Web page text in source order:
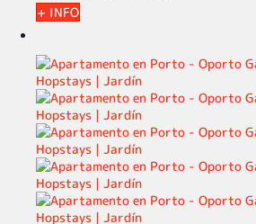
+ INFO